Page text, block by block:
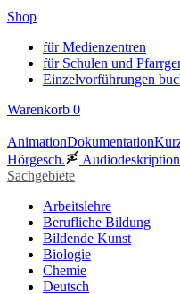
Shop
für Medienzentren
für Schulen und
Einzelvorführungen
Warenkorb 0
AnimationDokumentation
Hörgesch.
Sachgebiete
Arbeitslehre
Berufliche Bildung
Bildende Kunst
Biologie
Chemie
Deutsch